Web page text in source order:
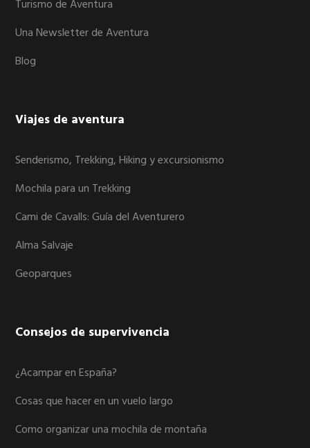
Turismo de Aventura
Una Newsletter de Aventura
Blog
Viajes de aventura
Senderismo, Trekking, Hiking y excursionismo
Mochila para un Trekking
Cami de Cavalls: Guía del Aventurero
Alma Salvaje
Geoparques
Consejos de supervivencia
¿Acampar en España?
Cosas que hacer en un vuelo largo
Como organizar una mochila de montaña